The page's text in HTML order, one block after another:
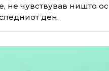
не чувствував ништо
ден.